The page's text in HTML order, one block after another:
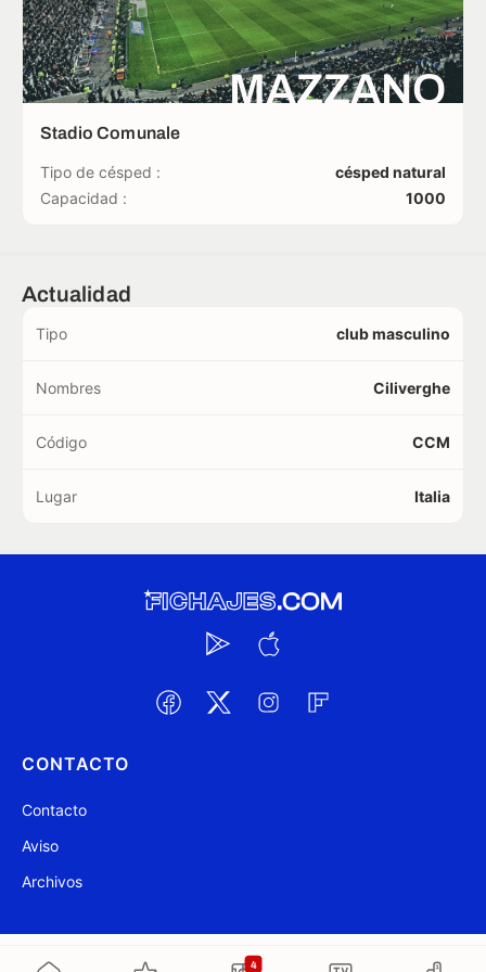
4
MAZZANO
Stadio Comunale
Tipo de césped :
césped natural
Capacidad :
1000
Actualidad
Tipo club masculino
Nombres Ciliverghe
Código CCM
Lugar Italia
CONTACTO
Contacto
Aviso
Archivos